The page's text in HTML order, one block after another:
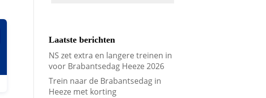
Laatste berichten
NS zet extra en langere treinen in
voor Brabantsedag Heeze 2026
Trein naar de Brabantsedag in
Heeze met korting